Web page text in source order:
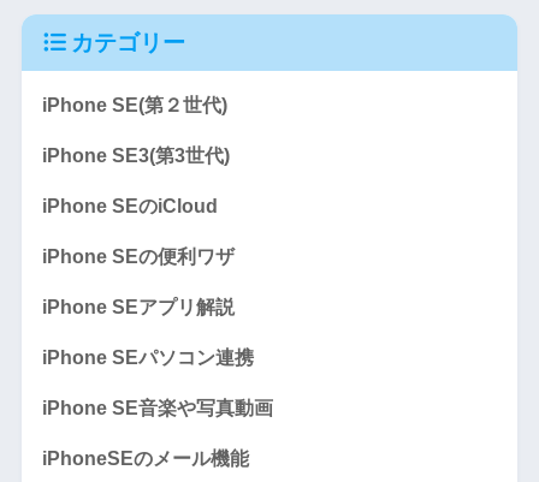
カテゴリー
iPhone SE(第２世代)
iPhone SE3(第3世代)
iPhone SEのiCloud
iPhone SEの便利ワザ
iPhone SEアプリ解説
iPhone SEパソコン連携
iPhone SE音楽や写真動画
iPhoneSEのメール機能